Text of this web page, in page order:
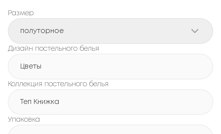
Размер
полуторное
Дизайн постельного белья
Цветы
Коллекция постельного белья
Теп Книжка
Упаковка